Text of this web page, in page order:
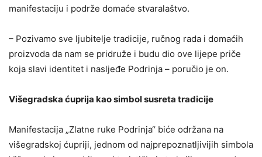
manifestaciju i podrže domaće stvaralaštvo.
– Pozivamo sve ljubitelje tradicije, ručnog rada i domaćih
proizvoda da nam se pridruže i budu dio ove lijepe priče
koja slavi identitet i nasljeđe Podrinja – poručio je on.
Višegradska ćuprija kao simbol susreta tradicije
Manifestacija „Zlatne ruke Podrinja“ biće održana na
višegradskoj ćupriji, jednom od najprepoznatljivijih simbola